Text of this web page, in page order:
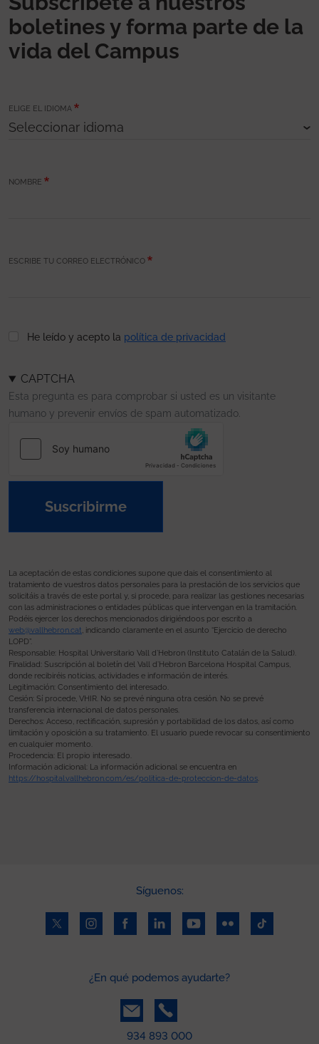
boletines y forma parte de la
vida del Campus
ELIGE EL IDIOMA
NOMBRE
ESCRIBE TU CORREO ELECTRÓNICO
He leído y acepto la política de privacidad
CAPTCHA
Esta pregunta es para comprobar si usted es un visitante
humano y prevenir envíos de spam automatizado.
Suscribirme
La aceptación de estas condiciones supone que dais el consentimiento al
tratamiento de vuestros datos personales para la prestación de los servicios que
solicitáis a través de este portal y, si procede, para realizar las gestiones necesarias
con las administraciones o entidades públicas que intervengan en la tramitación.
Podéis ejercer los derechos mencionados dirigiéndoos por escrito a
web@vallhebron.cat, indicando claramente en el asunto “Ejercicio de derecho
LOPD”.
Responsable: Hospital Universitario Vall d’Hebron (Instituto Catalán de la Salud).
Finalidad: Suscripción al boletín del Vall d’Hebron Barcelona Hospital Campus,
donde recibiréis noticias, actividades e información de interés.
Legitimación: Consentimiento del interesado.
Cesión: Sí procede, VHIR. No se prevé ninguna otra cesión. No se prevé
transferencia internacional de datos personales.
Derechos: Acceso, rectificación, supresión y portabilidad de los datos, así como
limitación y oposición a su tratamiento. El usuario puede revocar su consentimiento
en cualquier momento.
Procedencia: El propio interesado.
Información adicional: La información adicional se encuentra en
https://hospital.vallhebron.com/es/politica-de-proteccion-de-datos
Síguenos:
¿En qué podemos ayudarte?
934 893 000